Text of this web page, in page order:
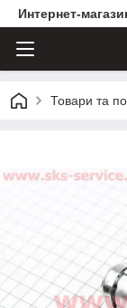
Интернет-
Товари та